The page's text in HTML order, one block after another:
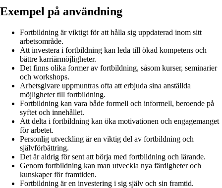
Exempel på användning
Fortbildning är viktigt för att hålla sig uppdaterad inom sitt
arbetsområde.
Att investera i fortbildning kan leda till ökad kompetens och
bättre karriärmöjligheter.
Det finns olika former av fortbildning, såsom kurser, seminarier
och workshops.
Arbetsgivare uppmuntras ofta att erbjuda sina anställda
möjligheter till fortbildning.
Fortbildning kan vara både formell och informell, beroende på
syftet och innehållet.
Att delta i fortbildning kan öka motivationen och engagemanget
för arbetet.
Personlig utveckling är en viktig del av fortbildning och
självförbättring.
Det är aldrig för sent att börja med fortbildning och lärande.
Genom fortbildning kan man utveckla nya färdigheter och
kunskaper för framtiden.
Fortbildning är en investering i sig själv och sin framtid.